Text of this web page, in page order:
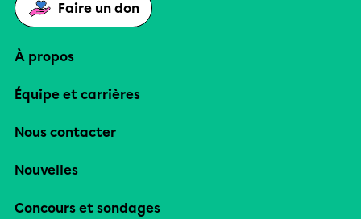
Faire un don
À propos
Équipe et carrières
Nous contacter
Nouvelles
Concours et sondages